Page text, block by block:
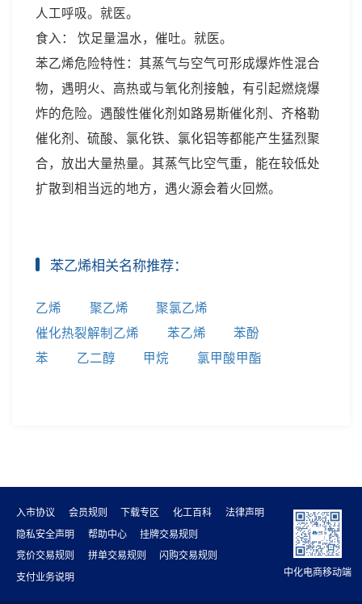
人工呼吸。就医。
食入： 饮足量温水，催吐。就医。
苯乙烯危险特性：其蒸气与空气可形成爆炸性混合
物，遇明火、高热或与氧化剂接触，有引起燃烧爆
炸的危险。遇酸性催化剂如路易斯催化剂、齐格勒
催化剂、硫酸、氯化铁、氯化铝等都能产生猛烈聚
合，放出大量热量。其蒸气比空气重，能在较低处
扩散到相当远的地方，遇火源会着火回燃。
苯乙烯相关名称推荐：
乙烯 聚乙烯
聚氯乙烯
催化热裂解制乙烯
苯乙烯
苯酚
苯
乙二醇 甲烷 氯甲酸甲酯
入市协议 会员规则 下载专区 化工百科
法律声明
隐私安全声明
帮助中心
挂牌交易规则
竞价交易规则
拼单交易规则
闪购交易规则
支付业务说明
中化电商移动端